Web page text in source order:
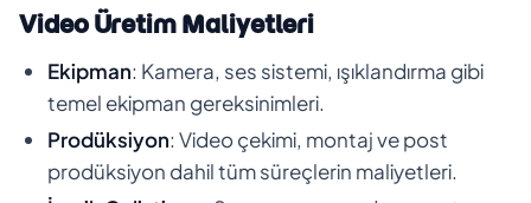
Video Üretim Maliyetleri
Ekipman: Kamera, ses sistemi, ışıklandırma gibi
temel ekipman gereksinimleri.
Prodüksiyon: Video çekimi, montaj ve post
prodüksiyon dahil tüm süreçlerin maliyetleri.